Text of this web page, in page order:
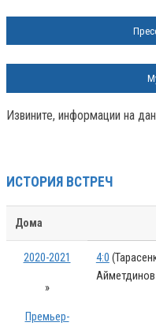
Извините, информации на
ИСТОРИЯ ВСТРЕЧ
Дома
2020-2021
»
Премьер-
4:0